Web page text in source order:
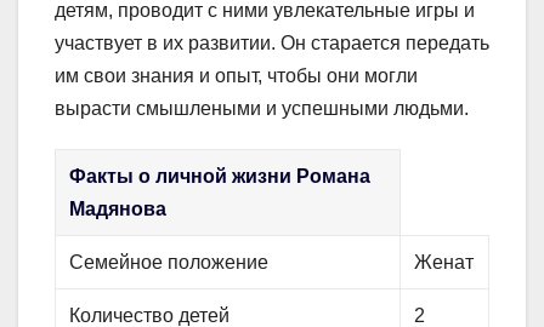
детям, проводит с ними увлекательные игры и
участвует в их развитии. Он старается передать
им свои знания и опыт, чтобы они могли
вырасти смышлеными и успешными людьми.
Факты о личной жизни Романа
Мадянова
Семейное положение Женат
Количество детей 2